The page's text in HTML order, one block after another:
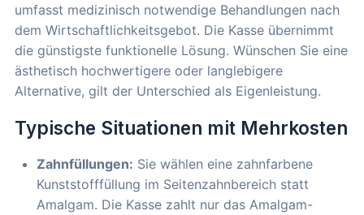
umfasst medizinisch notwendige Behandlungen nach
dem Wirtschaftlichkeitsgebot. Die Kasse übernimmt
die günstigste funktionelle Lösung. Wünschen Sie eine
ästhetisch hochwertigere oder langlebigere
Alternative, gilt der Unterschied als Eigenleistung.
Typische Situationen mit Mehrkosten
Zahnfüllungen: Sie wählen eine zahnfarbene
Kunststofffüllung im Seitenzahnbereich statt
Amalgam. Die Kasse zahlt nur das Amalgam-